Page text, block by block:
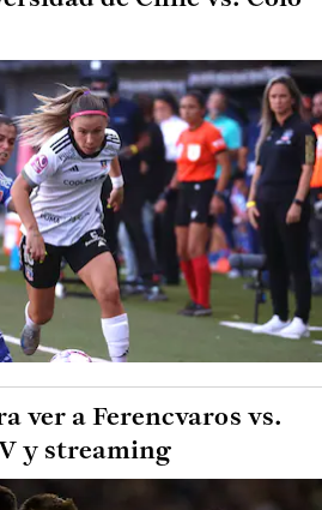
ver a Ferencvaros vs.
y streaming